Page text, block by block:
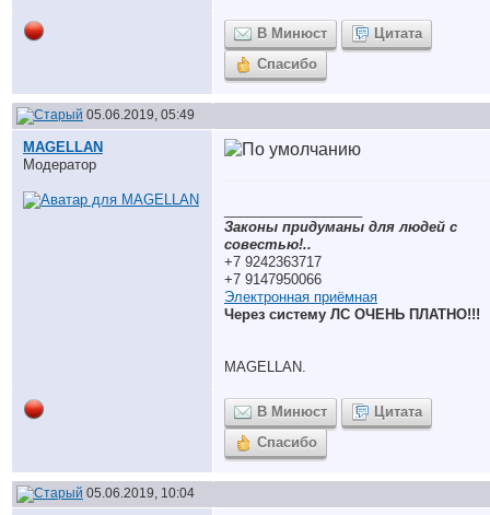
В Минюст
Цитата
Спасибо
05.06.2019, 05:49
MAGELLAN
Модератор
Законы придуманы для людей с
совестью!..
+7 9242363717
+7 9147950066
Электронная приёмная
Через систему ЛС ОЧЕНЬ ПЛАТНО!!!
MAGELLAN.
В Минюст
Цитата
Спасибо
05.06.2019, 10:04